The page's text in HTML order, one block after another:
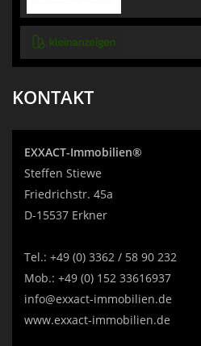
KONTAKT
EXXACT-Immobilien®
Steffen Stiewe
Friedrichstr. 45a
D-15537 Erkner
Tel.: +49 (0) 3362 / 58 90 232
Mob.: +49 (0) 152 33616937
info@exxact-immobilien.de
www.exxact-immobilien.de